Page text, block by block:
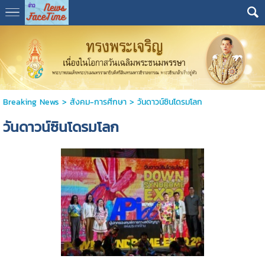
Breaking News > สังคม-การศีกษา> วันดาวน์ซินโดรมโลก
วันดาวน์ซินโดรมโลก